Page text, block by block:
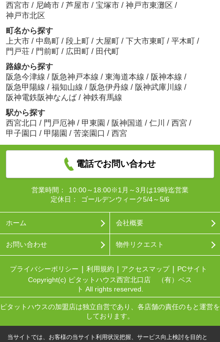
西宮市 / 尼崎市 / 芦屋市 / 宝塚市 / 神戸市東灘区 /
神戸市北区
町名から探す
上大市 / 中島町 / 段上町 / 大屋町 / 下大市東町 / 平木町 /
門戸荘 / 門前町 / 広田町 / 田代町
路線から探す
阪急今津線 / 阪急神戸本線 / 東海道本線 / 阪神本線 /
阪急甲陽線 / 福知山線 / 阪急伊丹線 / 阪神武庫川線 /
阪神電鉄阪神なんば / 神鉄有馬線
駅から探す
西宮北口 / 門戸厄神 / 甲東園 / 阪神国道 / 仁川 / 西宮 /
甲子園口 / 甲陽園 / 苦楽園口 / 西宮
電話でお問い合わせ
営業時間：
10:00～18:00※1月～3月は19時迄営業
定休日：
ゴールデンウィーク5/4～5/6
ホーム 会社概要
お問い合わせ 物件リクエスト
プライバシーポリシー 利用規約 アクセスマップ
PCサイト
Copyright(c) ピタットハウス西宮北口店 （有）ベス
ト All rights reserved.
ピタットハウスの加盟店は独立自営であり、各店舗の責任のもと運営を
しております。
当サイトでは、お客様の当サイト利用状況把握、サービス向上検討を目的と